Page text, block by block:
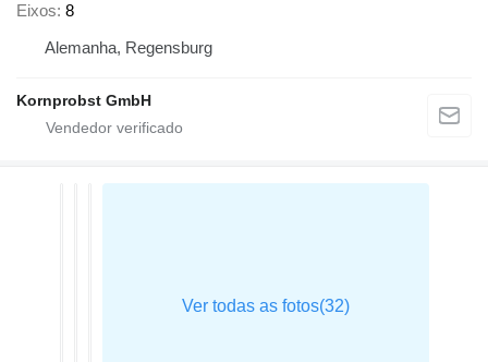
Eixos 8
Alemanha, Regensburg
Kornprobst GmbH